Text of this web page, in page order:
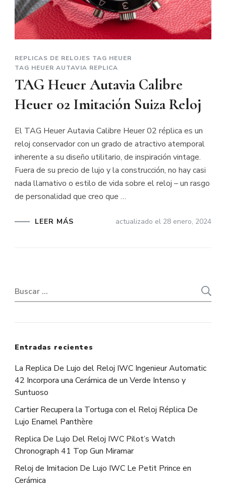
REPLICAS DE RELOJES TAG HEUER
TAG HEUER AUTAVIA REPLICA
TAG Heuer Autavia Calibre
Heuer 02 Imitación Suiza Reloj
El TAG Heuer Autavia Calibre Heuer 02 réplica es un
reloj conservador con un grado de atractivo atemporal
inherente a su diseño utilitario, de inspiración vintage.
Fuera de su precio de lujo y la construcción, no hay casi
nada llamativo o estilo de vida sobre el reloj – un rasgo
de personalidad que creo que …
LEER MÁS actualizado el 28 enero, 2024
Buscar:
Entradas recientes
La Replica De Lujo del Reloj IWC Ingenieur Automatic
42 Incorpora una Cerámica de un Verde Intenso y
Suntuoso
Cartier Recupera la Tortuga con el Reloj Réplica De
Lujo Enamel Panthère
Replica De Lujo Del Reloj IWC Pilot’s Watch
Chronograph 41 Top Gun Miramar
Reloj de Imitacion De Lujo IWC Le Petit Prince en
Cerámica